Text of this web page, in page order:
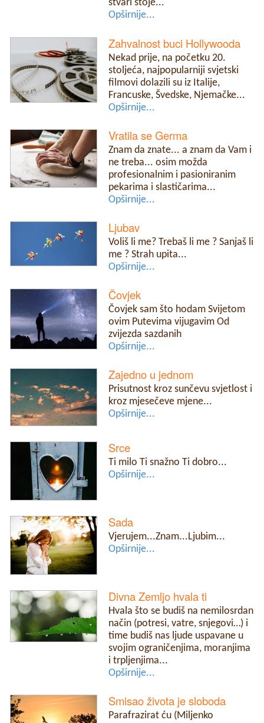
stvari stoje...
Opširnije...
Zahvalnost buci Hollywooda
Nekad prije, na početku 20.
stoljeća, najpopularniji svjetski
filmovi dolazili su iz Italije,
Francuske, Švedske, Njemačke...
Opširnije...
Vratila se Germa
Znam da znate... a znam da Vam i
ne treba... osim možda
profesionalnim i pasioniranim
pekarima i slastičarima...
Opširnije...
Ljubav
Voliš li me? Trebaš li me ? Sanjaš li
me ? Strah upita...
Opširnije...
Čovjek
Čovjek sam što hodam Svijetom
ovim Putevima vijugavim Od
zvijezda sazdanih
Opširnije...
Zajedno u jednom
Prisutnost kroz sunčevu svjetlost i
kroz mjesečeve mjene...
Opširnije...
Srce
Ti milo Ti snažno Ti dobro...
Opširnije...
Sada
Vjerujem...Znam...Ljubim...
Opširnije...
Divna Zemljo hvala ti
Hvala što se budiš na nemilosrdan
način (potresi, vatre, snjegovi…) i
time budiš nas ljude uspavane u
svojim ograničenjima, moranjima
i trpljenjima...
Opširnije...
Smisao života je sloboda
Parafrazirat ću (Miljenko